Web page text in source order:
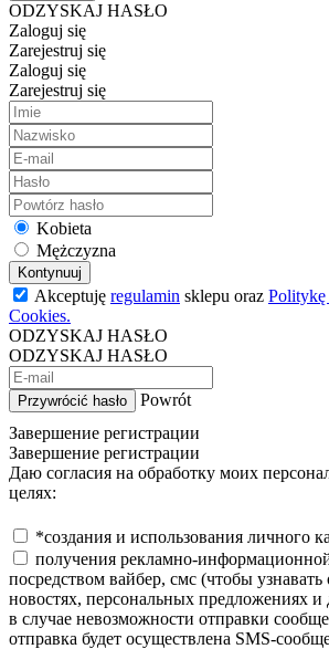
ODZYSKAJ HASŁO
Zaloguj się
Zarejestruj się
Zaloguj się
Zarejestruj się
Kobieta
Mężczyzna
Kontynuuj
Akceptuję regulamin sklepu oraz
Cookies.
ODZYSKAJ HASŁO
ODZYSKAJ HASŁO
Przywrócić hasło
Powrót
Завершение регистрации
Завершение регистрации
Даю согласия на обработку моих
целях:
*создания и использования личного
получения рекламно-
посредством вайбер, смс (чтобы
новостях, персональных предложениях и
в случае невозможности отправки
отправка будет осуществлена SMS-